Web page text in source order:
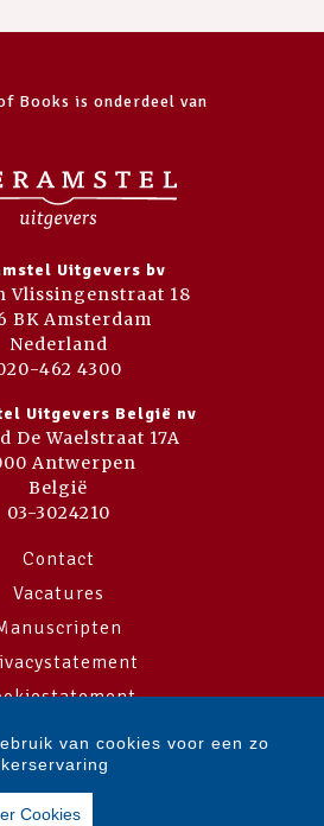
Books is onderdeel van
Uitgevers bv
Vlissingenstraat 18
BK Amsterdam
Nederland
462 4300
Uitgevers België nv
De Waelstraat 17A
Antwerpen
België
03-3024210
Contact
Vacatures
instellingen
Uitgevers - Alle rechten voorbehouden
van cookies voor een zo
Cookies